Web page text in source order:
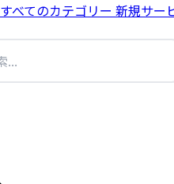
すべてのカテゴリー 新規サー